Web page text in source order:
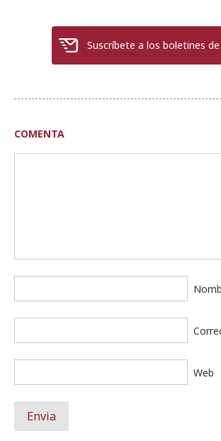
Suscríbete a los boletines de
COMENTA
Web